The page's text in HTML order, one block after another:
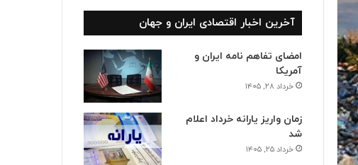
آخرین اخبار اقتصادی ایران و جهان
امضای تفاهم نامه ایران و
آمریکا
خرداد ۲۸, ۱۴۰۵
زمان واریز یارانه خرداد اعلام
شد
خرداد ۲۵, ۱۴۰۵